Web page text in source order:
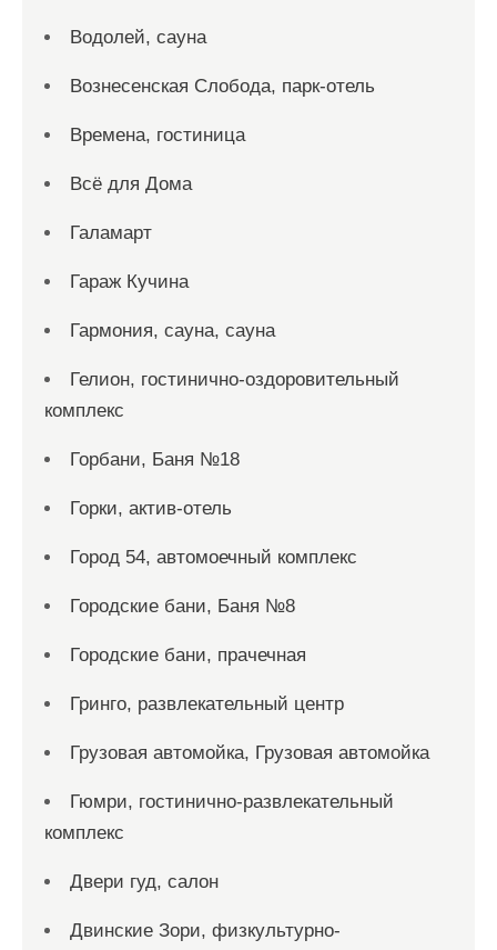
Водолей, сауна
Вознесенская Слобода, парк-отель
Времена, гостиница
Всё для Дома
Галамарт
Гараж Кучина
Гармония, сауна, сауна
Гелион, гостинично-оздоровительный
комплекс
Горбани, Баня №18
Горки, актив-отель
Город 54, автомоечный комплекс
Городские бани, Баня №8
Городские бани, прачечная
Гринго, развлекательный центр
Грузовая автомойка, Грузовая автомойка
Гюмри, гостинично-развлекательный
комплекс
Двери гуд, салон
Двинские Зори, физкультурно-